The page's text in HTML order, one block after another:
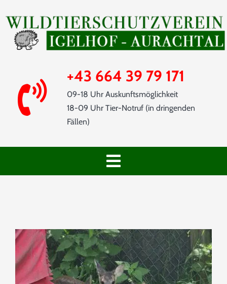
to
content
+43 664 39 79 171
09-18 Uhr Auskunftsmöglichkeit
18-09 Uhr Tier-Notruf (in dringenden
Fällen)
Toggle
SPENDENINFORMATION